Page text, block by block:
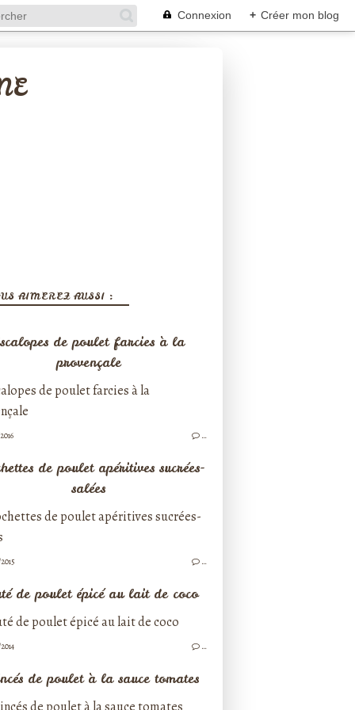
Connexion + Créer mon blog
AIMEREZ AUSSI :
de poulet farcies à la
provençale
…
de poulet apéritives sucrées-
salées
…
de poulet épicé au lait de coco
…
de poulet à la sauce tomates